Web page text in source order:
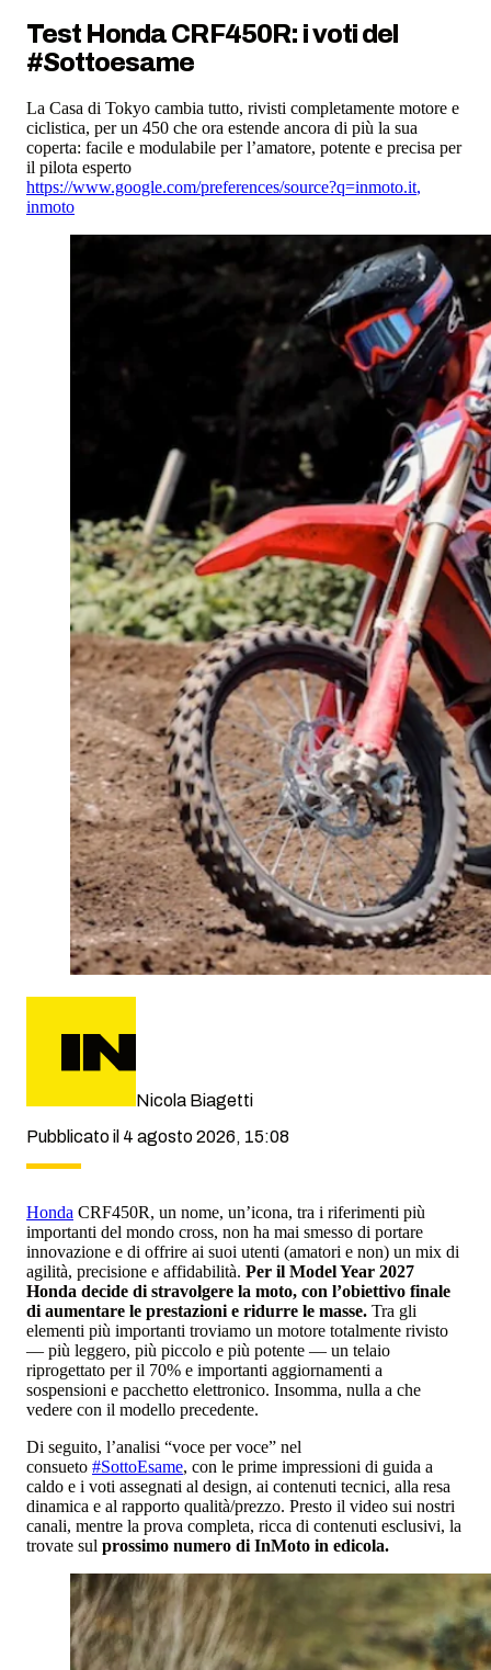
Test Honda CRF450R: i voti del
#Sottoesame
La Casa di Tokyo cambia tutto, rivisti completamente motore e
ciclistica, per un 450 che ora estende ancora di più la sua
coperta: facile e modulabile per l’amatore, potente e precisa per
il pilota esperto
https://www.google.com/preferences/source?q=inmoto.it,
inmoto
Nicola Biagetti
Pubblicato il 4 agosto 2026, 15:08
Honda CRF450R, un nome, un’icona, tra i riferimenti più
importanti del mondo cross, non ha mai smesso di portare
innovazione e di offrire ai suoi utenti (amatori e non) un mix di
agilità, precisione e affidabilità. Per il Model Year 2027
Honda decide di stravolgere la moto, con l’obiettivo finale
di aumentare le prestazioni e ridurre le masse. Tra gli
elementi più importanti troviamo un motore totalmente rivisto
— più leggero, più piccolo e più potente — un telaio
riprogettato per il 70% e importanti aggiornamenti a
sospensioni e pacchetto elettronico. Insomma, nulla a che
vedere con il modello precedente.
Di seguito, l’analisi “voce per voce” nel
consueto #SottoEsame, con le prime impressioni di guida a
caldo e i voti assegnati al design, ai contenuti tecnici, alla resa
dinamica e al rapporto qualità/prezzo. Presto il video sui nostri
canali, mentre la prova completa, ricca di contenuti esclusivi, la
trovate sul prossimo numero di InMoto in edicola.